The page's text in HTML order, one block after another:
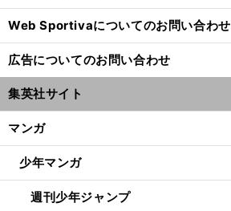
Web Sportivaについてのお問い合わせ
広告についてのお問い合わせ
集英社サイト
マンガ
少年マンガ
週刊少年ジャンプ